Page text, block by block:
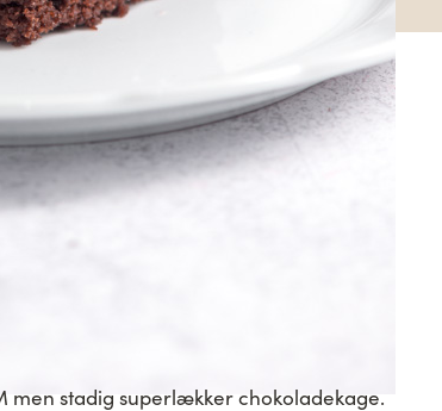
men stadig superlækker chokoladekage.